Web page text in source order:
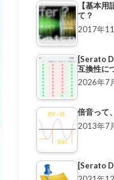
【基本
て？
2017年
[Serato
互換性に
2026年7
倍音って
2013年7
[Serato